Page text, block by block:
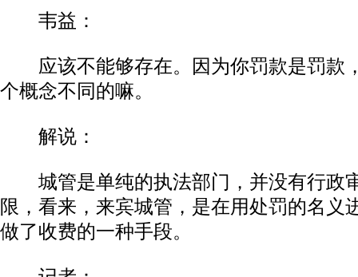
韦益：
应该不能够存在。因为你罚款是罚款
个概念不同的嘛。
解说：
城管是单纯的执法部门，并没有行政
限，看来，来宾城管，是在用处罚的名义
做了收费的一种手段。